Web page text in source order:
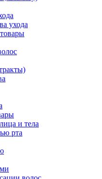
ухода
и тела
рта